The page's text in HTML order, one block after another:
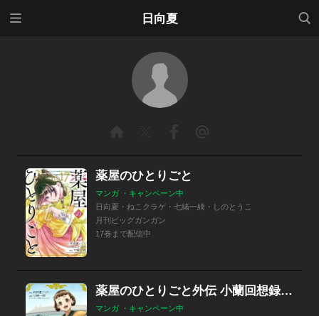
日向夏
検索
薬屋のひとりごと
マンガ ・キャンペーン中
日向夏・ねこクラゲ・七緒一綺・しのとうこ
月刊ビッグガンガン
17巻まで配信中
薬屋のひとりごと外伝 小蘭回想録【分冊版】
マンガ ・キャンペーン中